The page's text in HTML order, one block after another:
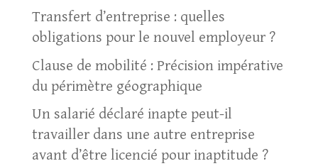
Transfert d’entreprise : quelles
obligations pour le nouvel employeur ?
Clause de mobilité : Précision impérative
du périmètre géographique
Un salarié déclaré inapte peut-il
travailler dans une autre entreprise
avant d’être licencié pour inaptitude ?